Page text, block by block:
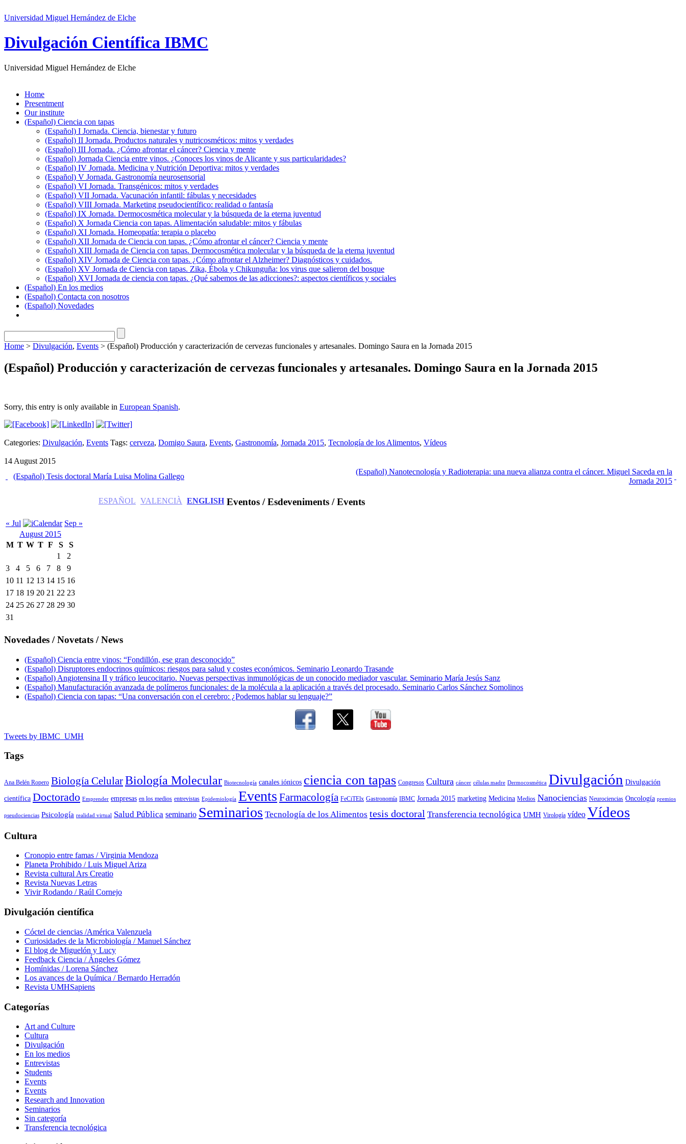
Universidad Miguel Hernández de Elche
Divulgación Científica IBMC
Universidad Miguel Hernández de Elche
Home
Presentment
Our institute
(Español) Ciencia con tapas
(Español) I Jornada. Ciencia, bienestar y futuro
(Español) II Jornada. Productos naturales y nutricosméticos: mitos y verdades
(Español) III Jornada. ¿Cómo afrontar el cáncer? Ciencia y mente
(Español) Jornada Ciencia entre vinos. ¿Conoces los vinos de Alicante y sus particularidades?
(Español) IV Jornada. Medicina y Nutrición Deportiva: mitos y verdades
(Español) V Jornada. Gastronomía neurosensorial
(Español) VI Jornada. Transgénicos: mitos y verdades
(Español) VII Jornada. Vacunación infantil: fábulas y necesidades
(Español) VIII Jornada. Marketing pseudocientífico: realidad o fantasía
(Español) IX Jornada. Dermocosmética molecular y la búsqueda de la eterna juventud
(Español) X Jornada Ciencia con tapas. Alimentación saludable: mitos y fábulas
(Español) XI Jornada. Homeopatía: terapia o placebo
(Español) XII Jornada de Ciencia con tapas. ¿Cómo afrontar el cáncer? Ciencia y mente
(Español) XIII Jornada de Ciencia con tapas. Dermocosmética molecular y la búsqueda de la eterna juventud
(Español) XIV Jornada de Ciencia con tapas. ¿Cómo afrontar el Alzheimer? Diagnósticos y cuidados.
(Español) XV Jornada de Ciencia con tapas. Zika, Ébola y Chikunguña: los virus que salieron del bosque
(Español) XVI Jornada de ciencia con tapas. ¿Qué sabemos de las adicciones?: aspectos científicos y sociales
(Español) En los medios
(Español) Contacta con nosotros
(Español) Novedades
Home > Divulgación, Events > (Español) Producción y caracterización de cervezas funcionales y artesanales. Domingo Saura en la Jornada 2015
(Español) Producción y caracterización de cervezas funcionales y artesanales. Domingo Saura en la Jornada 2015
Sorry, this entry is only available in European Spanish.
Categories: Divulgación, Events Tags: cerveza, Domigo Saura, Events, Gastronomía, Jornada 2015, Tecnología de los Alimentos, Vídeos
14 August 2015
(Español) Tesis doctoral María Luisa Molina Gallego
(Español) Nanotecnología y Radioterapia: una nueva alianza contra el cáncer. Miguel Saceda en la
Jornada 2015
ESPAÑOL VALENCIÀ ENGLISH Eventos / Esdeveniments / Events
« Jul
Sep »
August 2015
M T W T F S
S
1
2
3
4 5 6 7 8
9
10 11 12 13 14 15 16
17 18 19 20 21 22 23
24 25 26 27 28 29 30
31
Novedades / Novetats / News
(Español) Ciencia entre vinos: “Fondillón, ese gran desconocido”
(Español) Disruptores endocrinos químicos: riesgos para salud y costes económicos. Seminario Leonardo Trasande
(Español) Angiotensina II y tráfico leucocitario. Nuevas perspectivas inmunológicas de un conocido mediador vascular. Seminario María Jesús Sanz
(Español) Manufacturación avanzada de polímeros funcionales: de la molécula a la aplicación a través del procesado. Seminario Carlos Sánchez Somolinos
(Español) Ciencia con tapas: “Una conversación con el cerebro: ¿Podemos hablar su lenguaje?”
Tweets by IBMC_UMH
Tags
Ana Belén Ropero Biología CelularBiología Molecular Biotecnología canales iónicos ciencia con tapas Congresos Cultura cáncer células madre Dermocosmética Divulgación Divulgación
científica Doctorado Emprender empresas en los medios entrevistas Epidemiología Events Farmacología FeCiTElx Gastronomía IBMC Jornada 2015 marketing Medicina Medios Nanociencias Neurociencias Oncología premios
pseudociencias Psicología realidad virtual Salud Pública seminario Seminarios Tecnología de los Alimentos tesis doctoral Transferencia tecnológica UMH Virología vídeo Vídeos
Cultura
Cronopio entre famas / Virginia Mendoza
Planeta Prohibido / Luis Miguel Ariza
Revista cultural Ars Creatio
Revista Nuevas Letras
Vivir Rodando / Raúl Cornejo
Divulgación científica
Cóctel de ciencias /América Valenzuela
Curiosidades de la Microbiología / Manuel Sánchez
El blog de Miguelón y Lucy
Feedback Ciencia / Ángeles Gómez
Homínidas / Lorena Sánchez
Los avances de la Química / Bernardo Herradón
Revista UMHSapiens
Categorías
Art and Culture
Cultura
Divulgación
En los medios
Entrevistas
Students
Events
Events
Research and Innovation
Seminarios
Sin categoría
Transferencia tecnológica